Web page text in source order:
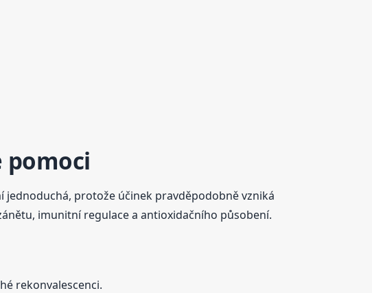
pomoci
protože účinek pravděpodobně vzniká
imunitní regulace a antioxidačního působení.
rekonvalescenci.